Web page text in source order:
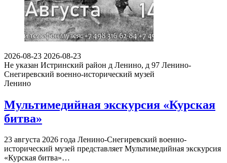
2026-08-23 2026-08-23
Не указан Истринский район д Ленино, д 97 Ленино-
Снегиревский военно-исторический музей
Ленино
Мультимедийная экскурсия «Курская
битва»
23 августа 2026 года Ленино-Снегиревский военно-
исторический музей представляет Мультимедийная экскурсия
«Курская битва»…